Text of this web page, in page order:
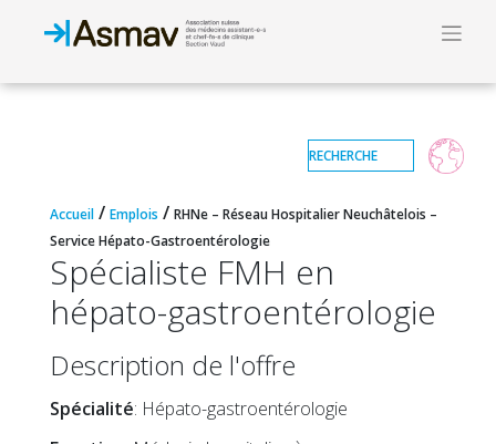
Accueil / Emplois / RHNe – Réseau Hospitalier Neuchâtelois –
Service Hépato-Gastroentérologie
Spécialiste FMH en
hépato-gastroentérologie
Description de l'offre
Spécialité: Hépato-gastroentérologie